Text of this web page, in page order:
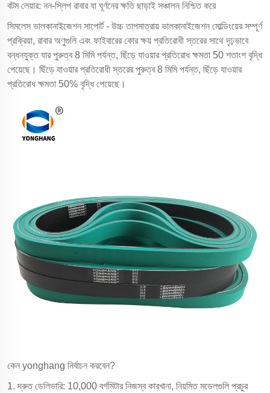
বটম লেয়ার: নন-স্লিপ রাবার যা ঘূর্ণনের ক্ষতি ছাড়াই সঞ্চালন নিশ্চিত করে
সিমলেস ভালকানাইজেশন সাপোর্ট - উচ্চ তাপমাত্রায় ভালকানাইজেশন মোল্ডিংয়ের সম্পূর্ণ
প্রক্রিয়া, রাবার অণুগুলি এবং ফাইবারের কোর ক্ষয় প্রতিরোধী স্তরের সাথে দৃঢ়ভাবে
বন্ধনযুক্ত যার পুরুত্ব 8 মিমি পর্যন্ত, ছিঁড়ে যাওয়ার প্রতিরোধ ক্ষমতা 50 শতাংশ বৃদ্ধি
পেয়েছে। ছিঁড়ে যাওয়ার প্রতিরোধী স্তরের পুরুত্ব 8 মিমি পর্যন্ত, ছিঁড়ে যাওয়ার
প্রতিরোধ ক্ষমতা 50% বৃদ্ধি পেয়েছে।
কেন yonghang নির্বাচন করবেন?
1. দ্রুত ডেলিভারি: 10,000 বর্গমিটার নিজস্ব কারখানা, নিয়মিত মডেলগুলি প্রচুর